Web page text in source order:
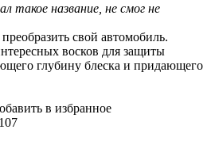
такое название, не смог не
свой автомобиль.
восков для защиты
глубину блеска и придающего
в избранное